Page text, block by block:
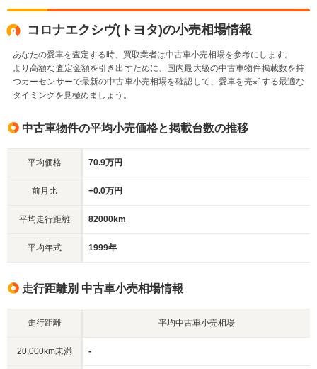
コロナエクシヴ(トヨタ)の小売相場情報
あなたの愛車を査定する時、買取業者は中古車小売相場を参考にします。
より高額な査定金額を引き出すために、国内最大級の中古車物件掲載数を持
つカーセンサーで最新の中古車小売相場を確認して、愛車を売却する最適な
タイミングを見極めましょう。
中古車物件の平均小売価格と掲載台数の推移
平均価格 70.9万円
前月比 +0.0万円
平均走行距離 82000km
平均年式 1999年
走行距離別 中古車小売相場情報
走行距離 平均中古車小売相場
20,000km未満 -